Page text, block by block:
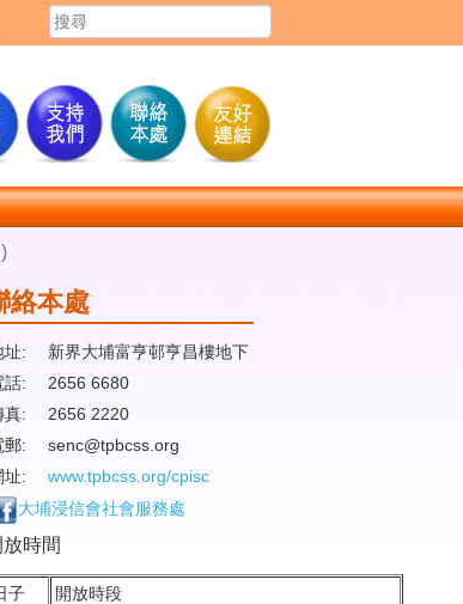
絡本處
址:
新界大埔富亨邨亨昌樓地下
話:
2656 6680
真:
2656 2220
郵:
senc@tpbcss.org
址:
www.tpbcss.org/cpisc
大埔浸信會社會服務處
放時間
子
開放時段